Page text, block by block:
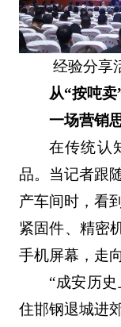
经验分享
从“按吨
一场营销
在传统认
品。当记者跟
产车间时，看
紧固件、精密
手机屏幕，走
“成安历
住邯钢退城进